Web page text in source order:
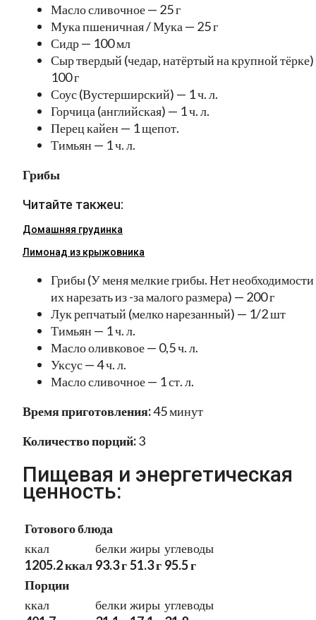
Масло сливочное — 25 г
Мука пшеничная / Мука — 25 г
Сидр — 100 мл
Сыр твердый (чедар, натёртый на крупной
100 г
Соус (Вустерширский) — 1 ч. л.
Горчица (английская) — 1 ч. л.
Перец кайен — 1 щепот.
Тимьян — 1 ч. л.
Грибы
Читайте такжеu:
Домашняя грудинка
Лимонад из крыжовника
Грибы (У меня мелкие грибы. Нет необходимости
их нарезать из -за малого размера) — 200 г
Лук репчатый (мелко нарезанный) — 1/2 шт
Тимьян — 1 ч. л.
Масло оливковое — 0,5 ч. л.
Уксус — 4 ч. л.
Масло сливочное — 1 ст. л.
Время приготовления:45 минут
Количество порций:3
Пищевая и энергетическая
ценность:
Готового блюда
ккал
1205.2 ккал
белки
93.3 г
жиры
51.3 г
углеводы
95.5 г
Порции
ккал
белки жиры углеводы